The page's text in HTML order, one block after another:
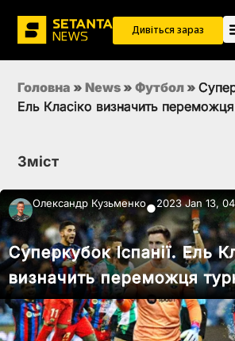
Дивіться зараз
Головна » News » Футбол »
Ель Класіко визначить переможця
Зміст
Олександр Кузьменко●2023 Jan 13,
Суперкубок Іспанії. Ель
визначить переможця